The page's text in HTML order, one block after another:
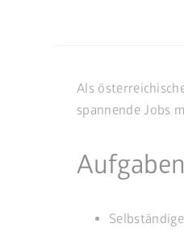
Als
spannende Jobs
Aufgaben